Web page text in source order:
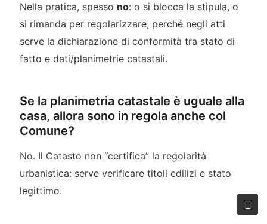
Nella pratica, spesso no: o si blocca la stipula, o
si rimanda per regolarizzare, perché negli atti
serve la dichiarazione di conformità tra stato di
fatto e dati/planimetrie catastali.
Se la planimetria catastale è uguale alla
casa, allora sono in regola anche col
Comune?
No. Il Catasto non “certifica” la regolarità
urbanistica: serve verificare titoli edilizi e stato
legittimo.